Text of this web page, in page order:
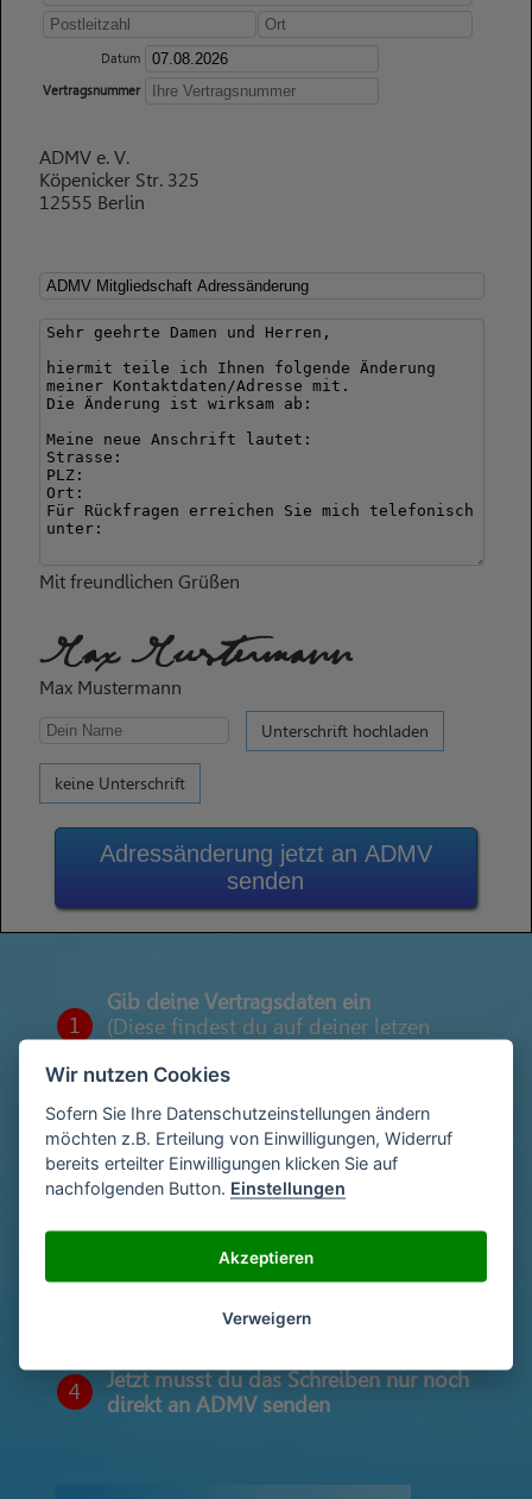
Datum
Vertragsnummer
ADMV e. V.
Köpenicker Str. 325
12555 Berlin
Mit freundlichen Grüßen
Max Mustermann
Max Mustermann
Unterschrift hochladen
keine Unterschrift
Adressänderung jetzt an ADMV
senden
1
Gib deine Vertragsdaten ein
(Diese findest du auf deiner letzen
2
Gib deinen Namen und deine Adresse
ein
Unterschriebe das Schreiben mit deinem
Namen oder lade eine Unterschrift hoch
4
Jetzt musst du das Schreiben nur noch
direkt an ADMV senden
Wir nutzen Cookies
Sofern Sie Ihre Datenschutzeinstellungen ändern
möchten z.B. Erteilung von Einwilligungen, Widerruf
bereits erteilter Einwilligungen klicken Sie auf
nachfolgenden Button. Einstellungen
Akzeptieren
Verweigern